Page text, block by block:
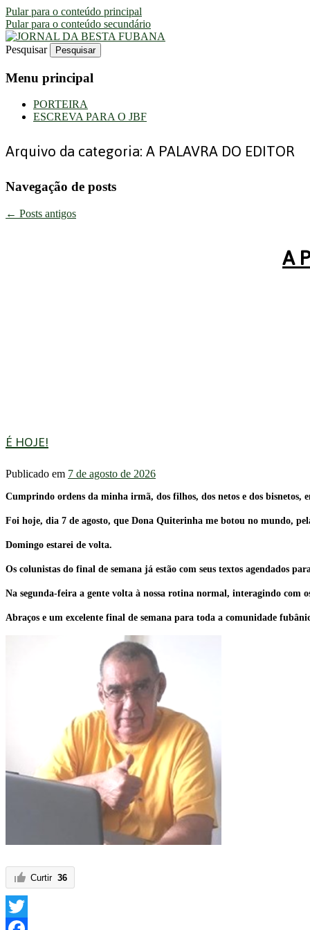
Pular para o conteúdo principal
Pular para o conteúdo secundário
JORNAL DA BESTA FUBANA
Uma Gazeta Escrota
Pesquisar
Menu principal
PORTEIRA
ESCREVA PARA O JBF
Arquivo da categoria:A PALAVRA DO EDITOR
Navegação de posts
← Posts antigos
A
É HOJE!
Publicado em 7 de agosto de 2026
Cumprindo ordens da minha irmã, dos filhos, dos netos e dos bisnetos,
Foi hoje, dia 7 de agosto, que Dona Quiterinha me botou no mundo,
Domingo estarei de volta.
Os colunistas do final de semana já estão com seus textos agendados
Na segunda-feira a gente volta à nossa rotina normal, interagindo com
Abraços e um excelente final de semana para toda a comunidade
Curtir 36